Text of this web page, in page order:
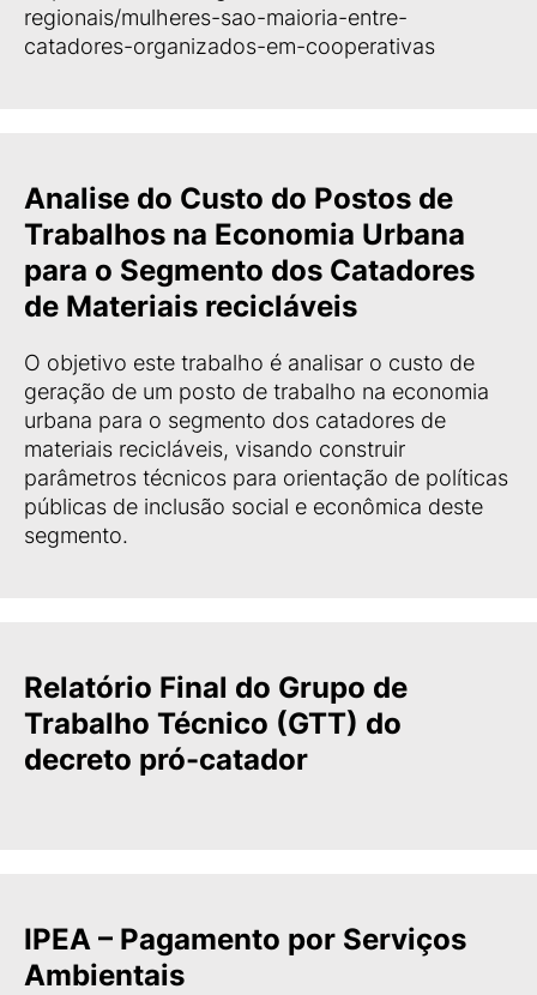
regionais/mulheres-sao-maioria-entre-
catadores-organizados-em-cooperativas
Analise do Custo do Postos de
Trabalhos na Economia Urbana
para o Segmento dos Catadores
de Materiais recicláveis
O objetivo este trabalho é analisar o custo de
geração de um posto de trabalho na economia
urbana para o segmento dos catadores de
materiais recicláveis, visando construir
parâmetros técnicos para orientação de políticas
públicas de inclusão social e econômica deste
segmento.
Relatório Final do Grupo de
Trabalho Técnico (GTT) do
decreto pró-catador
IPEA – Pagamento por Serviços
Ambientais